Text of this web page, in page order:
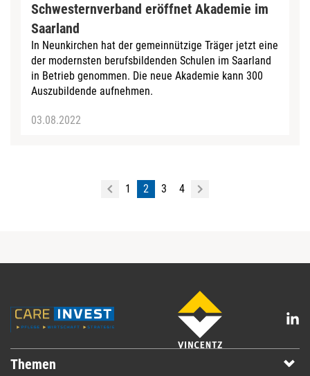
Schwesternverband eröffnet Akademie im
Saarland
In Neunkirchen hat der gemeinnützige Träger jetzt eine
der modernsten berufsbildenden Schulen im Saarland
in Betrieb genommen. Die neue Akademie kann 300
Auszubildende aufnehmen.
03.08.2022
1 2 3 4
Themen